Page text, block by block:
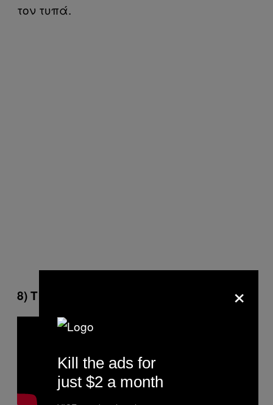
τον τυπά.
8) Τίκα-τάκα ×
Kill the ads for
just $2 a month